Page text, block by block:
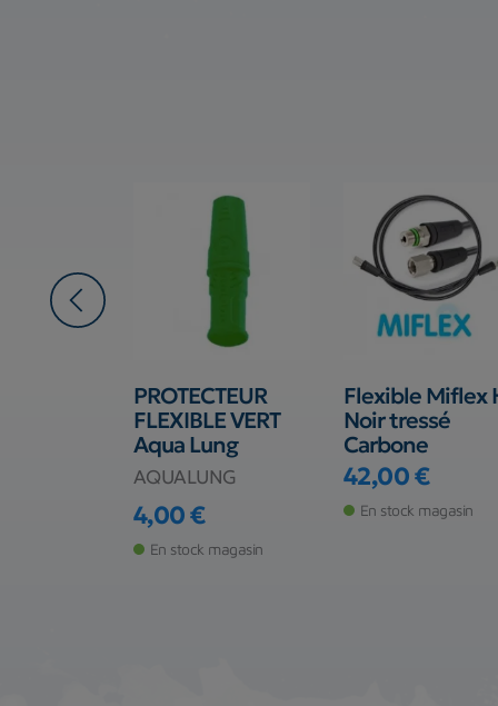
PROTECTEUR
FLEXIBLE VERT
Aqua Lung
AQUALUNG
Prix
4,00 €
En stock magasin
Flexible Miflex
Noir tressé
Carbone
Prix
42,00 €
En stock magasin